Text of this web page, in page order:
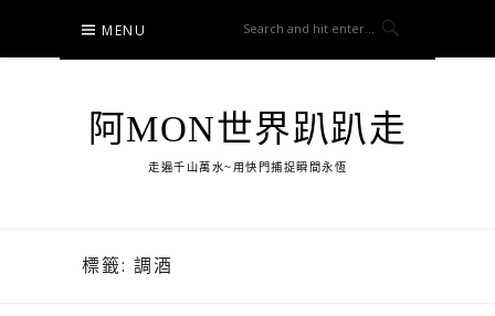
content
MENU
阿MON世界趴趴走
走遍千山萬水~用快門捕捉瞬間永恆
標籤: 調酒